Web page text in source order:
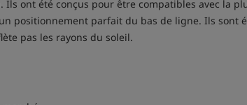
ont été conçus pour être compatibles avec la
positionnement parfait du bas de ligne. Ils
pas les rayons du soleil.